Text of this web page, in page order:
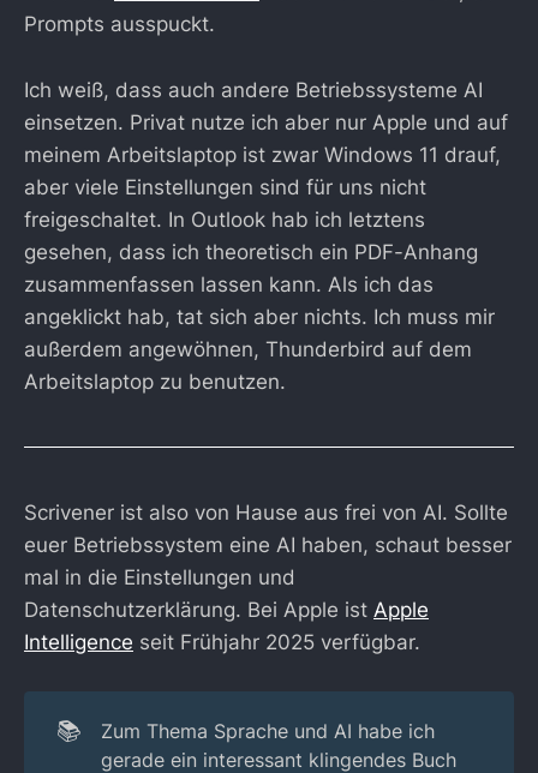
Prompts ausspuckt.
Ich weiß, dass auch andere Betriebssysteme AI
einsetzen. Privat nutze ich aber nur Apple und auf
meinem Arbeitslaptop ist zwar Windows 11 drauf,
aber viele Einstellungen sind für uns nicht
freigeschaltet. In Outlook hab ich letztens
gesehen, dass ich theoretisch ein PDF-Anhang
zusammenfassen lassen kann. Als ich das
angeklickt hab, tat sich aber nichts. Ich muss mir
außerdem angewöhnen, Thunderbird auf dem
Arbeitslaptop zu benutzen.
Scrivener ist also von Hause aus frei von AI. Sollte
euer Betriebssystem eine AI haben, schaut besser
mal in die Einstellungen und
Datenschutzerklärung. Bei Apple ist Apple
Intelligence seit Frühjahr 2025 verfügbar.
📚
Zum Thema Sprache und AI habe ich
gerade ein interessant klingendes Buch